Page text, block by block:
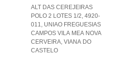
ALT DAS CEREJEIRAS
POLO 2 LOTES 1/2, 4920-
011, UNIAO FREGUESIAS
CAMPOS VILA MEA NOVA
CERVEIRA, VIANA DO
CASTELO